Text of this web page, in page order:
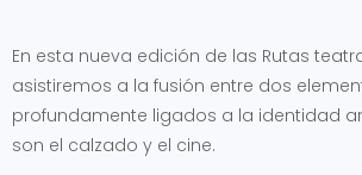
En esta nueva edición de las Rutas
asistiremos a la fusión entre dos
profundamente ligados a la identidad
son el calzado y el cine.